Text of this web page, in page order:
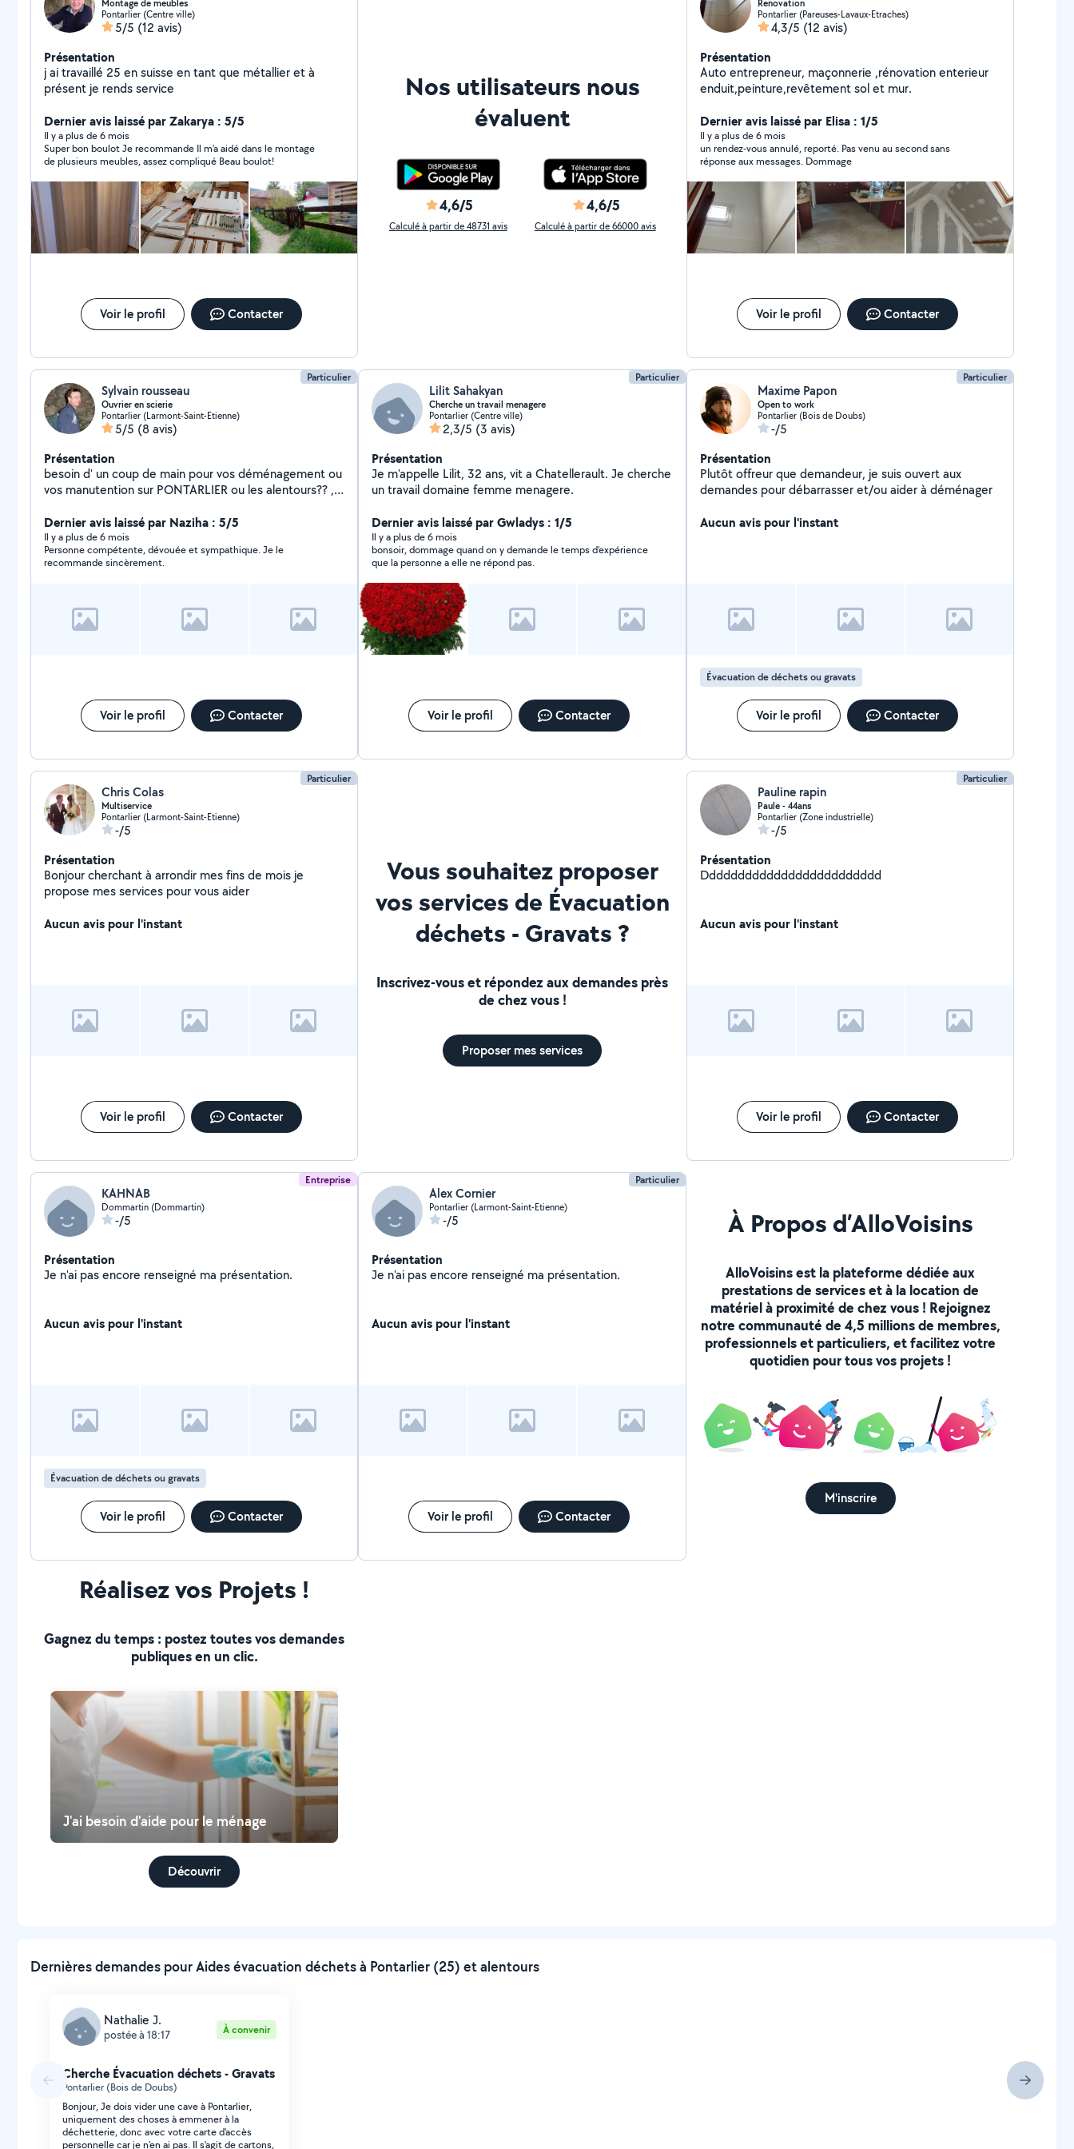
Montage de meubles
Pontarlier (Centre ville)
5/5 (12 avis)
Présentation
j ai travaillé 25 en suisse en tant que métallier et à
présent je rends service
Dernier avis laissé par Zakarya : 5/5
Il y a plus de 6 mois
Super bon boulot Je recommande Il m’a aidé dans le montage
de plusieurs meubles, assez compliqué Beau boulot!
Voir le profil Contacter
Nos utilisateurs nous
évaluent
4,6/5
Calculé à partir de 48731 avis
4,6/5
Calculé à partir de 66000 avis
Renovation
Pontarlier (Pareuses-Lavaux-Etraches)
4,3/5 (12 avis)
Présentation
Auto entrepreneur, maçonnerie ,rénovation enterieur
enduit,peinture,revêtement sol et mur.
Dernier avis laissé par Elisa : 1/5
Il y a plus de 6 mois
un rendez-vous annulé, reporté. Pas venu au second sans
réponse aux messages. Dommage
Voir le profil Contacter
Particulier
Sylvain rousseau
Ouvrier en scierie
Pontarlier (Larmont-Saint-Etienne)
5/5 (8 avis)
Présentation
besoin d' un coup de main pour vos déménagement ou
vos manutention sur PONTARLIER ou les alentours?? ,
permis B , EB , C , ET CACES 3 ET 9 ne posséde pas de
vehicule de déménagement contact , par le site ,
messenger ou je suis dans l'annuaire
Dernier avis laissé par Naziha : 5/5
Il y a plus de 6 mois
Personne compétente, dévouée et sympathique. Je le
recommande sincèrement.
Voir le profil Contacter
Particulier
Lilit Sahakyan
Cherche un travail menagere
Pontarlier (Centre ville)
2,3/5 (3 avis)
Présentation
Je m'appelle Lilit, 32 ans, vit a Chatellerault. Je cherche
un travail domaine femme menagere.
Dernier avis laissé par Gwladys : 1/5
Il y a plus de 6 mois
bonsoir, dommage quand on y demande le temps d'expérience
que la personne a elle ne répond pas.
Voir le profil Contacter
Particulier
Maxime Papon
Open to work
Pontarlier (Bois de Doubs)
-/5
Présentation
Plutôt offreur que demandeur, je suis ouvert aux
demandes pour débarrasser et/ou aider à déménager
Aucun avis pour l'instant
Évacuation de déchets ou gravats
Voir le profil Contacter
Particulier
Chris Colas
Multiservice
Pontarlier (Larmont-Saint-Etienne)
-/5
Présentation
Bonjour cherchant à arrondir mes fins de mois je
propose mes services pour vous aider
Aucun avis pour l'instant
Voir le profil Contacter
Vous souhaitez proposer
vos services de Évacuation
déchets - Gravats ?
Inscrivez-vous et répondez aux demandes près
de chez vous !
Proposer mes services
Particulier
Pauline rapin
Paule - 44ans
Pontarlier (Zone industrielle)
-/5
Présentation
Ddddddddddddddddddddddddd
Aucun avis pour l'instant
Voir le profil Contacter
Entreprise
KAHNAB
Dommartin (Dommartin)
-/5
Présentation
Je n'ai pas encore renseigné ma présentation.
Aucun avis pour l'instant
Évacuation de déchets ou gravats
Voir le profil Contacter
Particulier
Alex Cornier
Pontarlier (Larmont-Saint-Etienne)
-/5
Présentation
Je n'ai pas encore renseigné ma présentation.
Aucun avis pour l'instant
Voir le profil Contacter
À Propos d’AlloVoisins
AlloVoisins est la plateforme dédiée aux
prestations de services et à la location de
matériel à proximité de chez vous ! Rejoignez
notre communauté de 4,5 millions de membres,
professionnels et particuliers, et facilitez votre
quotidien pour tous vos projets !
M'inscrire
Réalisez vos Projets !
Gagnez du temps : postez toutes vos demandes
publiques en un clic.
J'ai besoin d'aide pour le ménage
Découvrir
Dernières demandes pour Aides évacuation déchets à Pontarlier (25) et alentours
Nathalie J.
postée à 18:17 À convenir
Cherche Évacuation déchets - Gravats
Pontarlier (Bois de Doubs)
Bonjour, Je dois vider une cave à Pontarlier,
uniquement des choses à emmener à la
déchetterie, donc avec votre carte d'accès
personnelle car je n'en ai pas. Il s'agit de cartons,